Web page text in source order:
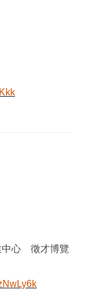
中心 徵才博覽